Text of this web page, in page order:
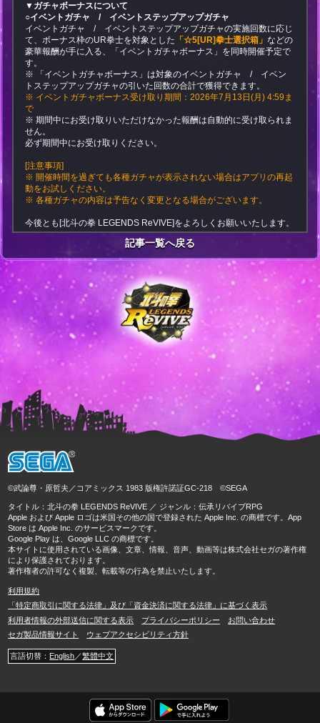
▼ガチャボーナスについて
○イベントガチャ / イベントステップアップガチャ
イベントガチャ / イベントステップアップガチャの実施回数に応じ
て、ボーナス枠のUR拳士を対象とした 「☆5[UR]拳士選択箱」などの
豪華報酬が手に入る、「イベントガチャボーナス」を同時開催予定で
す。
※ 「イベントガチャボーナス」は対象のイベントガチャ / イベン
トステップアップガチャの引いた回数の合計で獲得できます。
※ イベントガチャボーナス受け取り期間：2026年7月13日(月) 4:59ま
で
※ 期間中にお受け取りいただけなかった報酬は自動的に受け取られま
せん。
必ず期間中にお受け取りください。
[注意事項]
※ 開催時間を過ぎても各種ガチャが表示されない場合はアプリの再起
動をお試しください。
※ 各種ガチャの内容は予告なく変更となる場合がございます。
今後とも[北斗の拳 LEGENDS ReVIVE]をよろしくお願いいたします。
記事一覧へ戻る
©武論尊・原哲夫／コアミックス 1983 版権許諾証GC-218 ©SEGA
タイトル：北斗の拳 LEGENDS ReVIVE ／ ジャンル：伝承リバイブRPG
Apple および Apple ロゴは米国その他の国で登録された Apple Inc. の商標です。App
Store は Apple Inc. のサービスマークです。
Google Play は、Google LLC の商標です。
本サイトに使用されている画像、文章、情報、音声、動画等は株式会社セガの著作権
により保護されております。
著作権者の許可なく複製、転載等の行為を禁止いたします。
利用規約
「特定商取引に関する法律」及び「資金決済に関する法律」に基づく表示
利用者情報の外部送信に関する表示
プライバシーポリシー
お問い合わせ
セガ製品情報サイト
ウェブアクセシビリティ方針
言語切替： English ／繁體中文